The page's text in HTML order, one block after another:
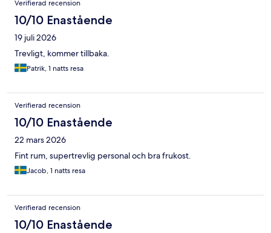
Verifierad recension
10/10 Enastående
19 juli 2026
Trevligt, kommer tillbaka.
Patrik, 1 natts resa
Verifierad recension
10/10 Enastående
22 mars 2026
Fint rum, supertrevlig personal och bra frukost.
Jacob, 1 natts resa
Verifierad recension
10/10 Enastående